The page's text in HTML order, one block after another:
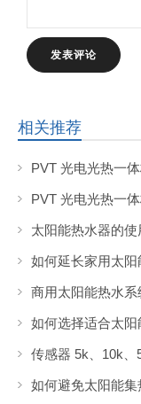
相关推荐
PVT 光电光热一
太阳能热水器的使
如何延长家用太阳
商用太阳能热水
如何选择适合太
如何避免太阳能